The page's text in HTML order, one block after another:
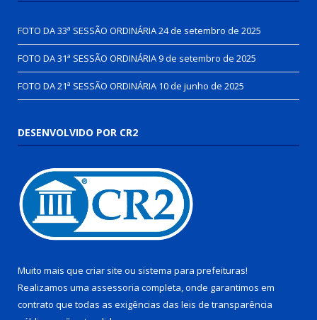
FOTO DA 33ª SESSÃO ORDINÁRIA24 de setembro de 2025
FOTO DA 31ª SESSÃO ORDINÁRIA9 de setembro de 2025
FOTO DA 21ª SESSÃO ORDINÁRIA 10 de junho de 2025
DESENVOLVIDO POR CR2
Muito mais que criar site ou sistema para prefeituras!
Realizamos uma assessoria completa, onde garantimos em
contrato que todas as exigências das leis de transparência